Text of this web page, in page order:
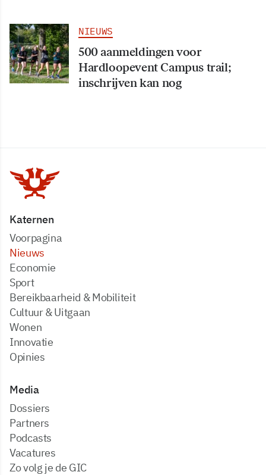
NIEUWS
500 aanmeldingen voor
Hardloopevent Campus trail;
inschrijven kan nog
Katernen
Voorpagina
Nieuws
Economie
Sport
Bereikbaarheid & Mobiliteit
Cultuur & Uitgaan
Wonen
Innovatie
Opinies
Media
dossiers
partners
podcasts
vacatures
zo volg je de GIC